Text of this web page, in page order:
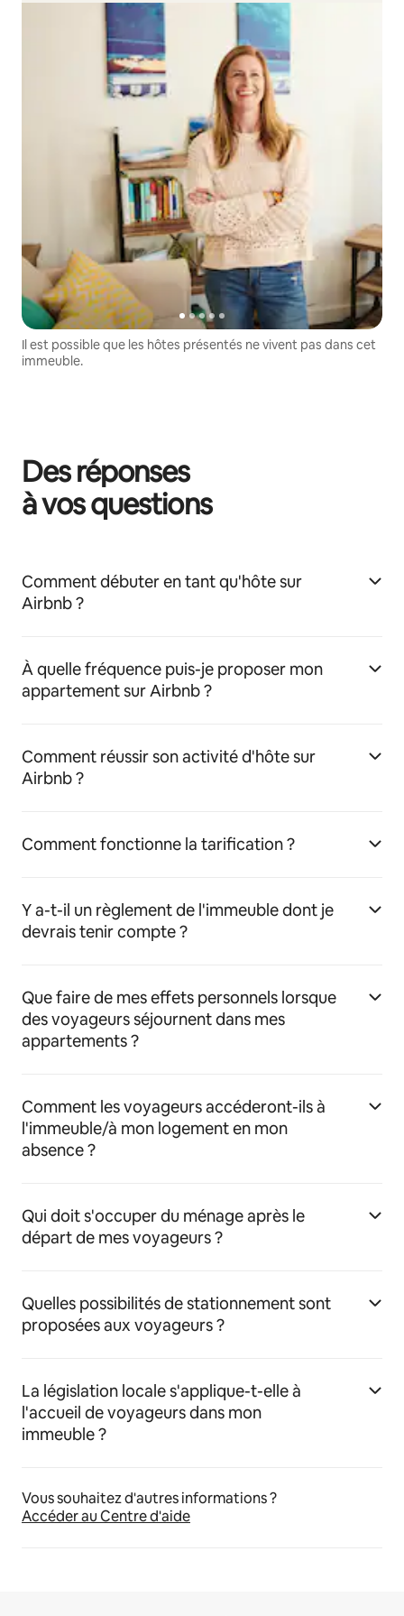
Il est possible que les hôtes présentés ne vivent pas dans cet
immeuble.
Des réponses
à vos questions
Comment débuter en tant qu'hôte sur
Airbnb ?
À quelle fréquence puis-je proposer mon
appartement sur Airbnb ?
Comment réussir son activité d'hôte sur
Airbnb ?
Comment fonctionne la tarification ?
Y a-t-il un règlement de l'immeuble dont je
devrais tenir compte ?
Que faire de mes effets personnels lorsque
des voyageurs séjournent dans mes
appartements ?
Comment les voyageurs accéderont-ils à
l'immeuble/à mon logement en mon
absence ?
Qui doit s'occuper du ménage après le
départ de mes voyageurs ?
Quelles possibilités de stationnement sont
proposées aux voyageurs ?
La législation locale s'applique-t-elle à
l'accueil de voyageurs dans mon
immeuble ?
Vous souhaitez d'autres informations ?
Accéder au Centre d'aide